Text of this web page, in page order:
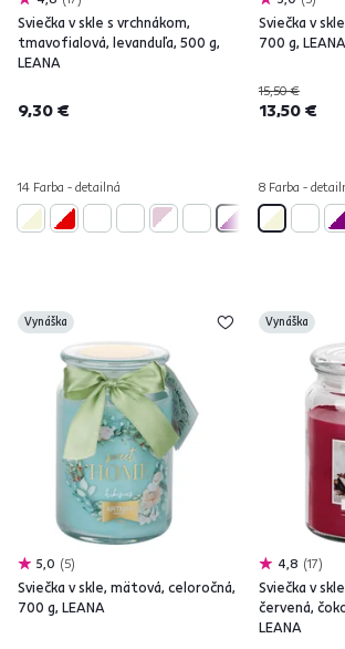
Sviečka v skle s vrchnákom,
tmavofialová, levanduľa, 500 g,
LEANA
9,30 €
14 Farba - detailná
Sviečka v
700 g, LEANA
15,50 €
13,50 €
8 Farba -
Vynáška
5,0 5
Sviečka v skle, mätová, celoročná,
700 g, LEANA
Vynáška
4,8 17
Sviečka v
červená,
LEANA